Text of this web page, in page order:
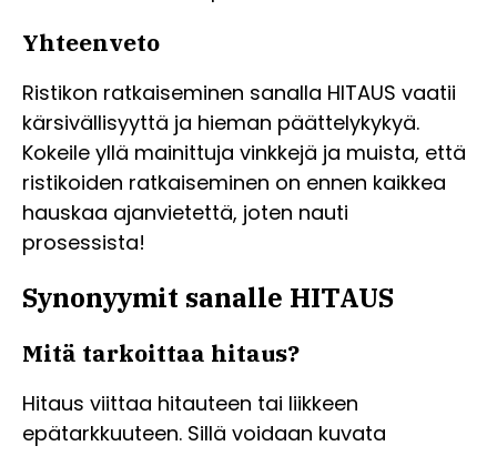
Yhteenveto
Ristikon ratkaiseminen sanalla HITAUS vaatii
kärsivällisyyttä ja hieman päättelykykyä.
Kokeile yllä mainittuja vinkkejä ja muista, että
ristikoiden ratkaiseminen on ennen kaikkea
hauskaa ajanvietettä, joten nauti
prosessista!
Synonyymit sanalle HITAUS
Mitä tarkoittaa hitaus?
Hitaus viittaa hitauteen tai liikkeen
epätarkkuuteen. Sillä voidaan kuvata